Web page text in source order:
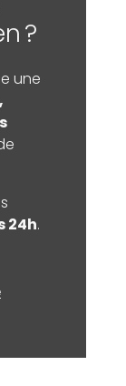
?
une
24h.